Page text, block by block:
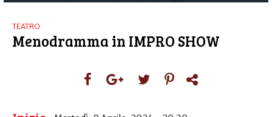
TEATRO
Menodramma in IMPRO SHOW